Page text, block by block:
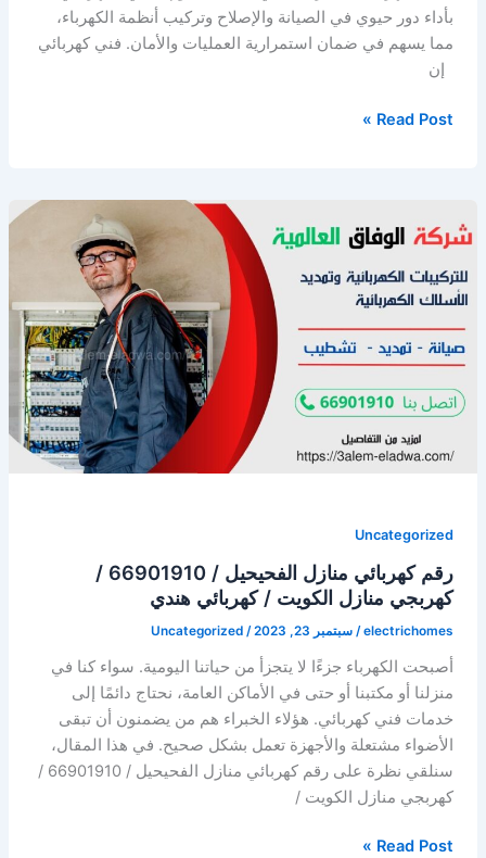
بأداء دور حيوي في الصيانة والإصلاح وتركيب أنظمة الكهرباء،
مما يسهم في ضمان استمرارية العمليات والأمان. فني كهربائي
إن
افضل
66901910
/
شركة
صيانة
كهرباء
/
كهربائي
Read Post »
Uncategorized
رقم كهربائي منازل الفحيحيل / 66901910 /
كهربجي منازل الكويت / كهربائي هندي
electrichomes
/ سبتمبر 23, 2023 /
Uncategorized
أصبحت الكهرباء جزءًا لا يتجزأ من حياتنا اليومية. سواء كنا في
منزلنا أو مكتبنا أو حتى في الأماكن العامة، نحتاج دائمًا إلى
خدمات فني كهربائي. هؤلاء الخبراء هم من يضمنون أن تبقى
الأضواء مشتعلة والأجهزة تعمل بشكل صحيح. في هذا المقال،
سنلقي نظرة على رقم كهربائي منازل الفحيحيل / 66901910 /
كهربجي منازل الكويت /
رقم
Read Post »